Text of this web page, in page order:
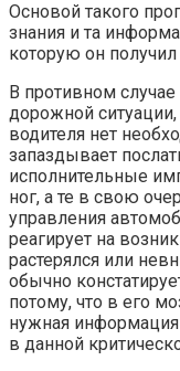
Основой такого
знания и та
которую он получил
В противном
дорожной
водителя нет
запаздывает
исполнительные
ног, а те в свою
управления
реагирует на
растерялся или
обычно
потому, что в его
нужная
в данной